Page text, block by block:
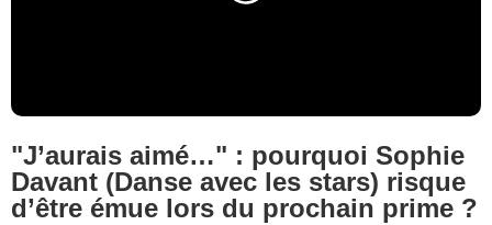
"J’aurais aimé…" : pourquoi Sophie
Davant (Danse avec les stars) risque
d’être émue lors du prochain prime ?